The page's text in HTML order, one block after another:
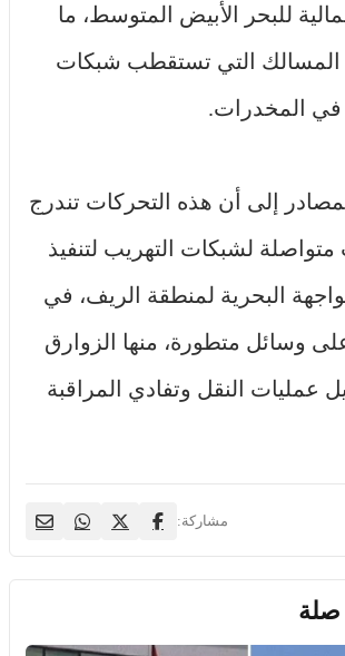
للبحر الأبيض المتوسط، ما
المسالك التي تستقطب شبكات
في المخدرات.
إلى أن هذه التحركات تندرج
لشبكات التهريب لتنفيذ
البحرية لمنطقة الريف، في
وسائل متطورة، منها الزوارق
عمليات النقل وتفادي المراقبة
مشاركة:
صلة